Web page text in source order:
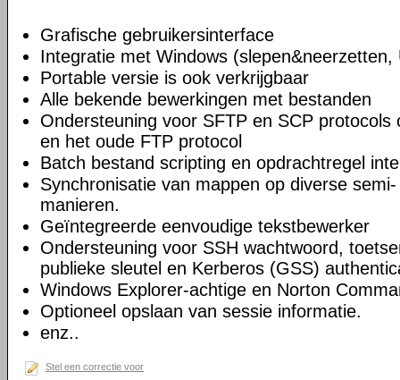
Grafische gebruikersinterface
Integratie met Windows (slepen&neerzetten,
Portable versie is ook verkrijgbaar
Alle bekende bewerkingen met bestanden
Ondersteuning voor SFTP en SCP protocols
en het oude FTP protocol
Batch bestand scripting en opdrachtregel
Synchronisatie van mappen op diverse
manieren.
Geïntegreerde eenvoudige tekstbewerker
Ondersteuning voor SSH wachtwoord,
publieke sleutel en Kerberos (GSS)
Windows Explorer-achtige en Norton
Optioneel opslaan van sessie informatie.
enz..
Stel een correctie voor